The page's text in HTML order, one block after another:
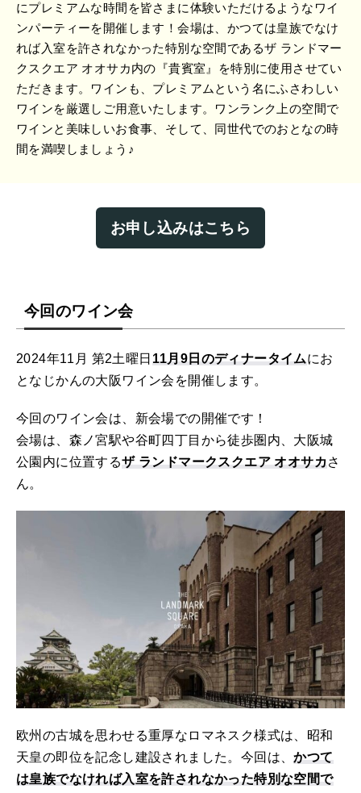
にプレミアムな時間を皆さまに体験いただけるようなワイ
ンパーティーを開催します！会場は、かつては皇族でなけ
れば入室を許されなかった特別な空間であるザ ランドマー
クスクエア オオサカ内の『貴賓室』を特別に使用させてい
ただきます。ワインも、プレミアムという名にふさわしい
ワインを厳選しご用意いたします。ワンランク上の空間で
ワインと美味しいお食事、そして、同世代でのおとなの時
間を満喫しましょう♪
お申し込みはこちら
今回のワイン会
2024年11月 第2土曜日 11月9日のディナータイムにお
となじかんの大阪ワイン会を開催します。
今回のワイン会は、新会場での開催です！
会場は、森ノ宮駅や谷町四丁目から徒歩圏内、大阪城
公園内に位置するザ ランドマークスクエア オオサカさ
ん。
欧州の古城を思わせる重厚なロマネスク様式は、昭和
天皇の即位を記念し建設されました。今回は、かつて
は皇族でなければ入室を許されなかった特別な空間で